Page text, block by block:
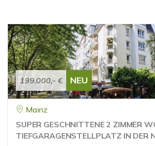
199.000,- € NEU
Mainz
SUPER GESCHNITTENE 2 ZIMMER
TIEFGARAGENSTELLPLATZ IN DER